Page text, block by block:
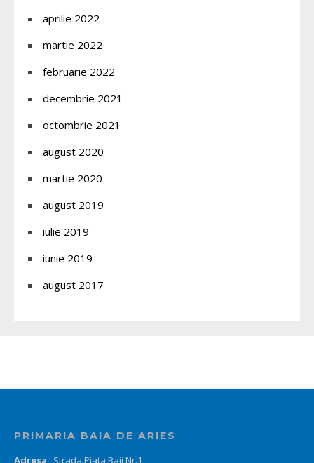
aprilie 2022
martie 2022
februarie 2022
decembrie 2021
octombrie 2021
august 2020
martie 2020
august 2019
iulie 2019
iunie 2019
august 2017
PRIMARIA BAIA DE ARIES
Adresa : Strada Piata Baii Nr.1